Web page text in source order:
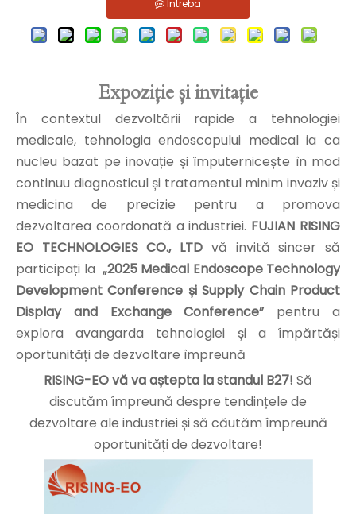
Întreba
Expoziție și invitație
În contextul dezvoltării rapide a tehnologiei
medicale, tehnologia endoscopului medical ia ca
nucleu bazat pe inovație și împuternicește în mod
continuu diagnosticul și tratamentul minim invaziv și
medicina de precizie pentru a promova
dezvoltarea coordonată a industriei. FUJIAN RISING
EO TECHNOLOGIES CO., LTD vă invită sincer să
participați la „2025 Medical Endoscope Technology
Development Conference și Supply Chain Product
Display and Exchange Conference” pentru a
explora avangarda tehnologiei și a împărtăși
oportunități de dezvoltare împreună
RISING-EO vă va aștepta la standul B27! Să
discutăm împreună despre tendințele de
dezvoltare ale industriei și să căutăm împreună
oportunități de dezvoltare!